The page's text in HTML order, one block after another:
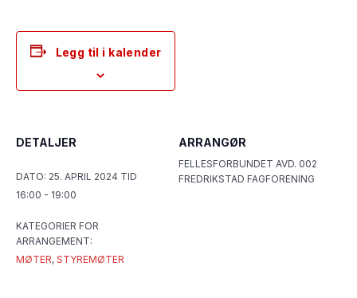
Legg til i kalender
DETALJER
DATO: 25. APRIL 2024 TID
16:00 - 19:00
KATEGORIER FOR
ARRANGEMENT:
MØTER, STYREMØTER
ARRANGØR
FELLESFORBUNDET AVD. 002
FREDRIKSTAD FAGFORENING